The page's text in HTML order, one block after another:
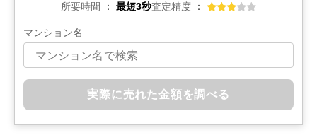
所要時間 最短3秒査定精度
マンション名
実際に売れた金額を調べる